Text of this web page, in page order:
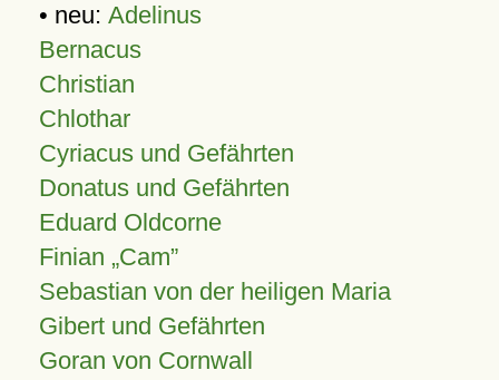
• neu: Adelinus
Bernacus
Christian
Chlothar
Cyriacus und Gefährten
Donatus und Gefährten
Eduard Oldcorne
Finian Cam
Sebastian von der heiligen Maria
Gibert und Gefährten
Goran von Cornwall